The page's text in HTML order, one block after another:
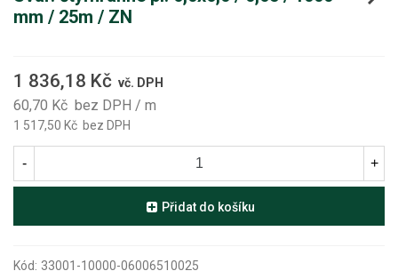
mm / 25m / ZN
1 836,18 Kč vč. DPH
60,70 Kč bez DPH / m
1 517,50 Kč bez DPH
- +
Přidat do košíku
Kód: 33001-10000-06006510025